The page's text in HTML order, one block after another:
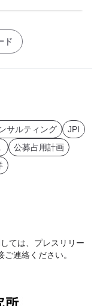
ド
サルティング
JPI
公募占用計画
ては、プレスリリー
連絡ください。